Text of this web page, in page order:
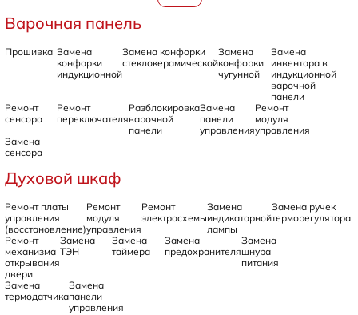
Варочная панель
Прошивка Замена
конфорки
индукционной
Замена конфорки
стеклокерамической
Замена
конфорки
чугунной
Замена
инвентора в
индукционной
варочной
панели
Ремонт
сенсора
Ремонт
переключателя
Разблокировка
варочной
панели
Замена
панели
управления
Ремонт
модуля
управления
Замена
сенсора
Духовой шкаф
Ремонт платы
управления
(восстановление)
Ремонт
модуля
управления
Ремонт
электросхемы
Замена
индикаторной
лампы
Замена ручек
терморегулятора
Ремонт
механизма
открывания
двери
Замена
ТЭН
Замена
таймера
Замена
предохранителя
Замена
шнура
питания
Замена
термодатчика
Замена
панели
управления